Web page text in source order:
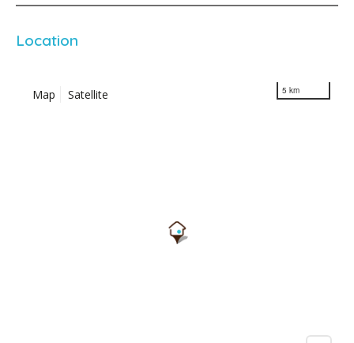
Location
Map Satellite 5 km